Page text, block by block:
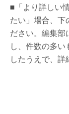
■「より詳しい
たい」場合、下
ださい。編集部
し、件数の多
したうえで、詳